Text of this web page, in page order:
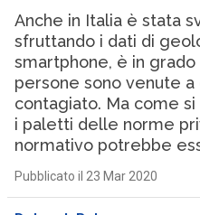
Anche in Italia è stata
sfruttando i dati di
smartphone, è in
persone sono venute
contagiato. Ma come
i paletti delle norme
normativo potrebbe
Pubblicato il 23 Mar 2020